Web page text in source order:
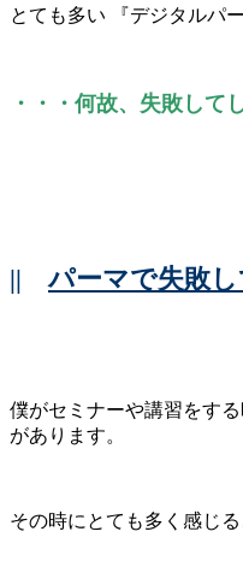
とても多い 『デジタルパ
・・・何故、失敗して
||パーマで失敗し
僕がセミナーや講習をす
があります。
その時にとても多く感じ